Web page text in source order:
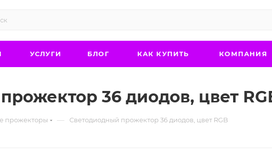
УСЛУГИ БЛОГ КАК КУПИТЬ КОМПАНИЯ
36 диодов, цвет
прожекторы — Светодиодный прожектор 36 диодов, цвет RGB